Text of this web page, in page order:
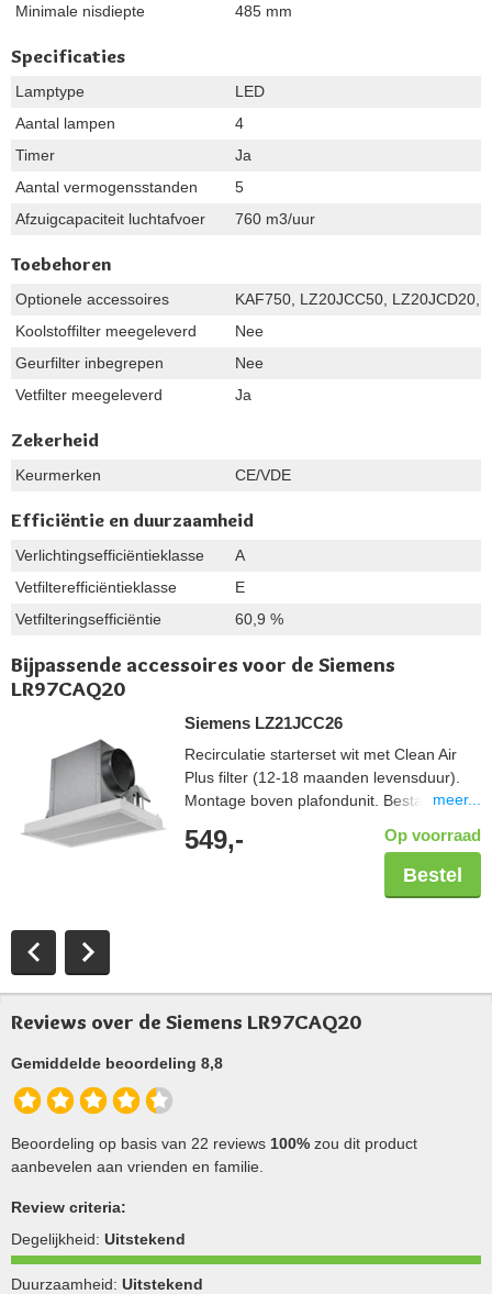
Minimale nisdiepte
485 mm
Specificaties
Lamptype
LED
Aantal lampen
4
Timer
Ja
Aantal vermogensstanden
5
Afzuigcapaciteit luchtafvoer
760 m3/uur
Toebehoren
Optionele accessoires
KAF750, LZ20JCC50, LZ20JCD20,
Koolstoffilter meegeleverd
Nee
Geurfilter inbegrepen
Nee
Vetfilter meegeleverd
Ja
Zekerheid
Keurmerken CE/VDE
Efficiëntie en duurzaamheid
Verlichtingsefficiëntieklasse
A
Vetfilterefficiëntieklasse
E
Vetfilteringsefficiëntie
60,9 %
Bijpassende accessoires voor de Siemens
LR97CAQ20
Siemens LZ21JCC26
Recirculatie starterset wit met Clean Air
Plus filter (12-18 maanden levensduur).
Montage boven plafondunit. Bestaande uit
koolstoffilter.
meer...
549,- Op voorraad
Bestel
Reviews over de Siemens LR97CAQ20
Gemiddelde beoordeling 8,8
Beoordeling op basis van 22 reviews 100% zou dit product
aanbevelen aan vrienden en familie.
Review criteria:
Degelijkheid: Uitstekend
Duurzaamheid: Uitstekend